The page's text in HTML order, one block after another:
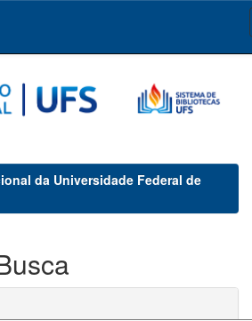
da Universidade Federal de